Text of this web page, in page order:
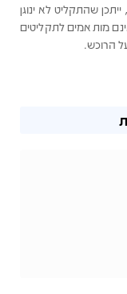
שהתקליט לא ינוגן
מותאמים לתקליטים
הרוכש.